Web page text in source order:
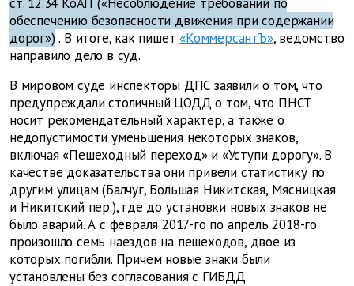
обеспечению безопасности движения при содержании
дорог») . В итоге, как пишет «КоммерсантЪ», ведомство
направило дело в суд.
В мировом суде инспекторы ДПС заявили о том, что
предупреждали столичный ЦОДД о том, что ПНСТ
носит рекомендательный характер, а также о
недопустимости уменьшения некоторых знаков,
включая «Пешеходный переход» и «Уступи дорогу». В
качестве доказательства они привели статистику по
другим улицам (Балчуг, Большая Никитская, Мясницкая
и Никитский пер.), где до установки новых знаков не
было аварий. А с февраля 2017-го по апрель 2018-го
произошло семь наездов на пешеходов, двое из
которых погибли. Причем новые знаки были
установлены без согласования с ГИБДД.